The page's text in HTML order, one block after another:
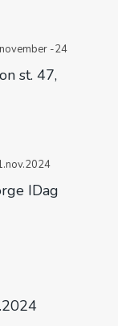
st. 47,
IDag